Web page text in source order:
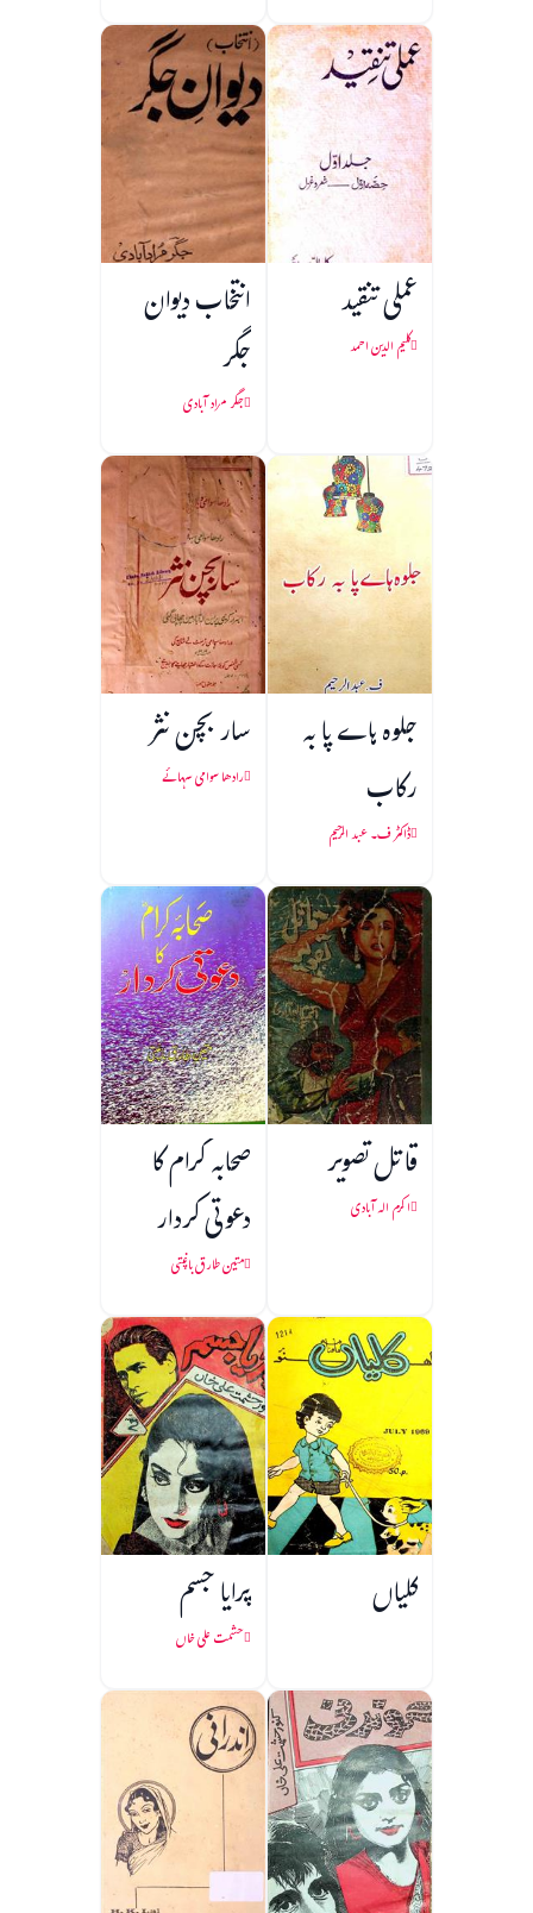
عملی تنقید
کلیم الدین احمد
انتخاب دیوان
جگر
جگر مراد آبادی
جلوہ ہاے پا به
رکاب
ڈاکٹر ف۔ عبد الرحیم
سار بچن نثر
رادھا سوامی سہائے
قاتل تصویر
اکرم الہ آبادی
صحابہ کرام کا
دعوتی کردار
متین طارق باغپتی
کلیاں پرایا جسم
حشمت علی خاں